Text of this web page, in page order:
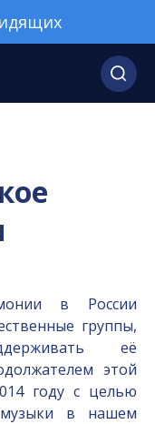
в России
группы,
её
этой
году с целью
музыки в нашем